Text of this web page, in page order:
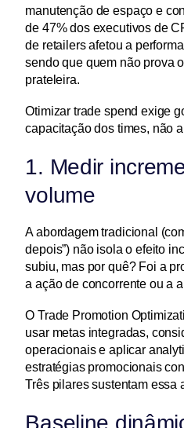
manutenção de espaço e
de 47% dos executivos de
de retailers afetou a
sendo que quem não prova
prateleira.
Otimizar trade spend exige
capacitação dos times, não
1. Medir
volume
A abordagem tradicional
depois”) não isola o efeito
subiu, mas por quê? Foi a
a ação de concorrente ou a
O Trade Promotion
usar metas integradas,
operacionais e aplicar
estratégias promocionais
Três pilares sustentam essa
Baseline